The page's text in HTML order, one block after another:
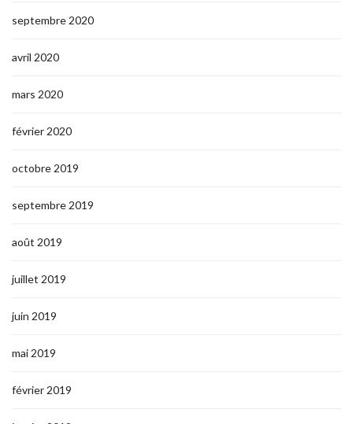
septembre 2020
avril 2020
mars 2020
février 2020
octobre 2019
septembre 2019
août 2019
juillet 2019
juin 2019
mai 2019
février 2019